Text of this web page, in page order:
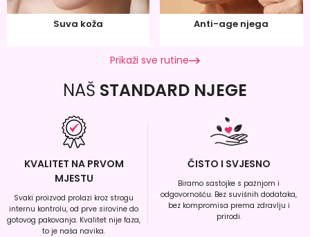
Suva koža Anti-age njega
Prikaži sve rutine
NAŠ STANDARD NJEGE
KVALITET NA PRVOM
MJESTU
Svaki proizvod prolazi kroz strogu
internu kontrolu, od prve sirovine do
gotovog pakovanja. Kvalitet nije faza,
to je naša navika.
ČISTO I SVJESNO
Biramo sastojke s pažnjom i
odgovornošću. Bez suvišnih dodataka,
bez kompromisa prema zdravlju i
prirodi.